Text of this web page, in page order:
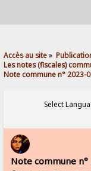
Accès au site»
Les notes (fiscales)
Note commune n° 2023-
Note commune